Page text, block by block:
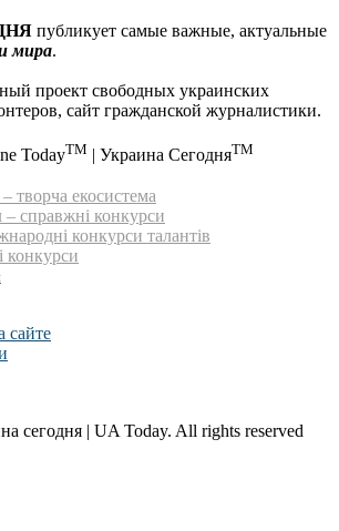
публикует самые важные, актуальные
мира.
проект свободных украинских
сайт гражданской журналистики.
TodayTM | Украина СегодняTM
творча екосистема
справжні конкурси
конкурси талантів
конкурси
сегодня | UA Today. All rights reserved